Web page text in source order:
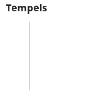
Tempels